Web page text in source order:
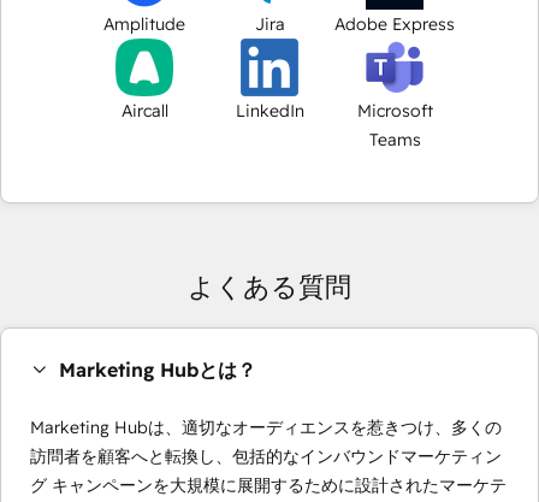
Amplitude Jira Adobe Express
Aircall LinkedIn
Microsoft
Teams
よくある質問
Marketing Hubとは？
Marketing Hubは、適切なオーディエンスを惹きつけ、多くの
訪問者を顧客へと転換し、包括的なインバウンドマーケティン
グ キャンペーンを大規模に展開するために設計されたマーケテ